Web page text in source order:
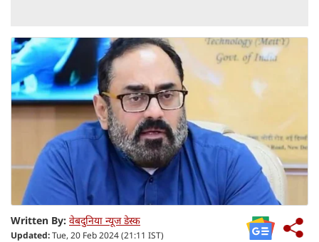
Written By: वेबदुनिया न्यूज डेस्क
Updated:Tue, 20 Feb 2024 (21:11 IST)